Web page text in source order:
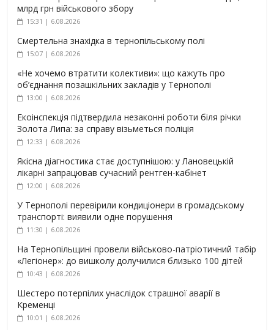
млрд грн військового збору
15:31 | 6.08.2026
Смертельна знахідка в тернопільському полі
15:07 | 6.08.2026
«Не хочемо втратити колективи»: що кажуть про
об’єднання позашкільних закладів у Тернополі
13:00 | 6.08.2026
Екоінспекція підтвердила незаконні роботи біля річки
Золота Липа: за справу візьметься поліція
12:33 | 6.08.2026
Якісна діагностика стає доступнішою: у Лановецькій
лікарні запрацював сучасний рентген-кабінет
12:00 | 6.08.2026
У Тернополі перевірили кондиціонери в громадському
транспорті: виявили одне порушення
11:30 | 6.08.2026
На Тернопільщині провели військово-патріотичний табір
«Легіонер»: до вишколу долучилися близько 100 дітей
10:43 | 6.08.2026
Шестеро потерпілих унаслідок страшної аварії в
Кременці
10:01 | 6.08.2026